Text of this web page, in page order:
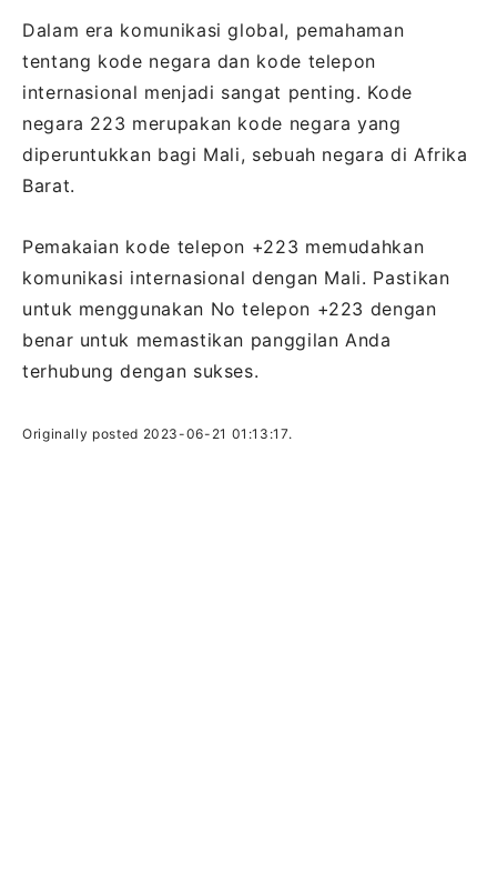
Dalam era komunikasi global, pemahaman
tentang kode negara dan kode telepon
internasional menjadi sangat penting. Kode
negara 223 merupakan kode negara yang
diperuntukkan bagi Mali, sebuah negara di Afrika
Barat.
Pemakaian kode telepon +223 memudahkan
komunikasi internasional dengan Mali. Pastikan
untuk menggunakan No telepon +223 dengan
benar untuk memastikan panggilan Anda
terhubung dengan sukses.
Originally posted 2023-06-21 01:13:17.